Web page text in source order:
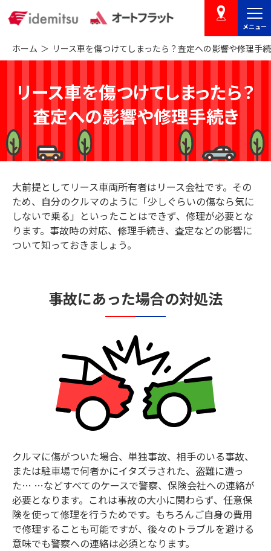
店舗を探す
メニュー
ホーム リース車を傷つけてしまったら？査定への影響や修理手
リース車を傷つけてしまったら？
査定への影響や修理手続き
大前提としてリース車両所有者はリース会社です。その
ため、自分のクルマのように「少しぐらいの傷なら気に
しないで乗る」といったことはできず、修理が必要とな
ります。事故時の対応、修理手続き、査定などの影響に
ついて知っておきましょう。
事故にあった場合の対処法
クルマに傷がついた場合、単独事故、相手のいる事故、
または駐車場で何者かにイタズラされた、盗難に遭っ
た… …などすべてのケースで警察、保険会社への連絡が
必要となります。これは事故の大小に関わらず、任意保
険を使って修理を行うためです。もちろんご自身の費用
で修理することも可能ですが、後々のトラブルを避ける
意味でも警察への連絡は必須となります。